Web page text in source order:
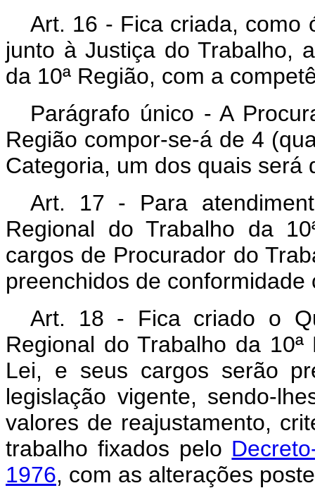
Art. 16 - Fica criada, como
junto à Justiça do Trabalho,
da 10ª Região, com a
Parágrafo único - A
Região compor-se-á de 4
Categoria, um dos quais será
Art. 17 - Para
Regional do Trabalho da
cargos de Procurador do
preenchidos de
Art. 18 - Fica criado o
Regional do Trabalho da
Lei, e seus cargos serão
legislação vigente, sendo-
valores de reajustamento,
trabalho fixados pelo
1976, com as alterações